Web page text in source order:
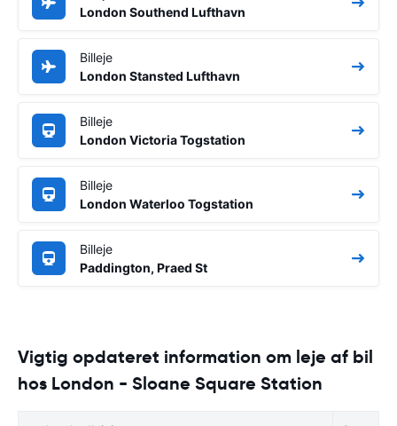
London Southend Lufthavn
Billeje
London Stansted Lufthavn
Billeje
London Victoria Togstation
Billeje
London Waterloo Togstation
Billeje
Paddington, Praed St
Vigtig opdateret information om leje af bil
hos London - Sloane Square Station